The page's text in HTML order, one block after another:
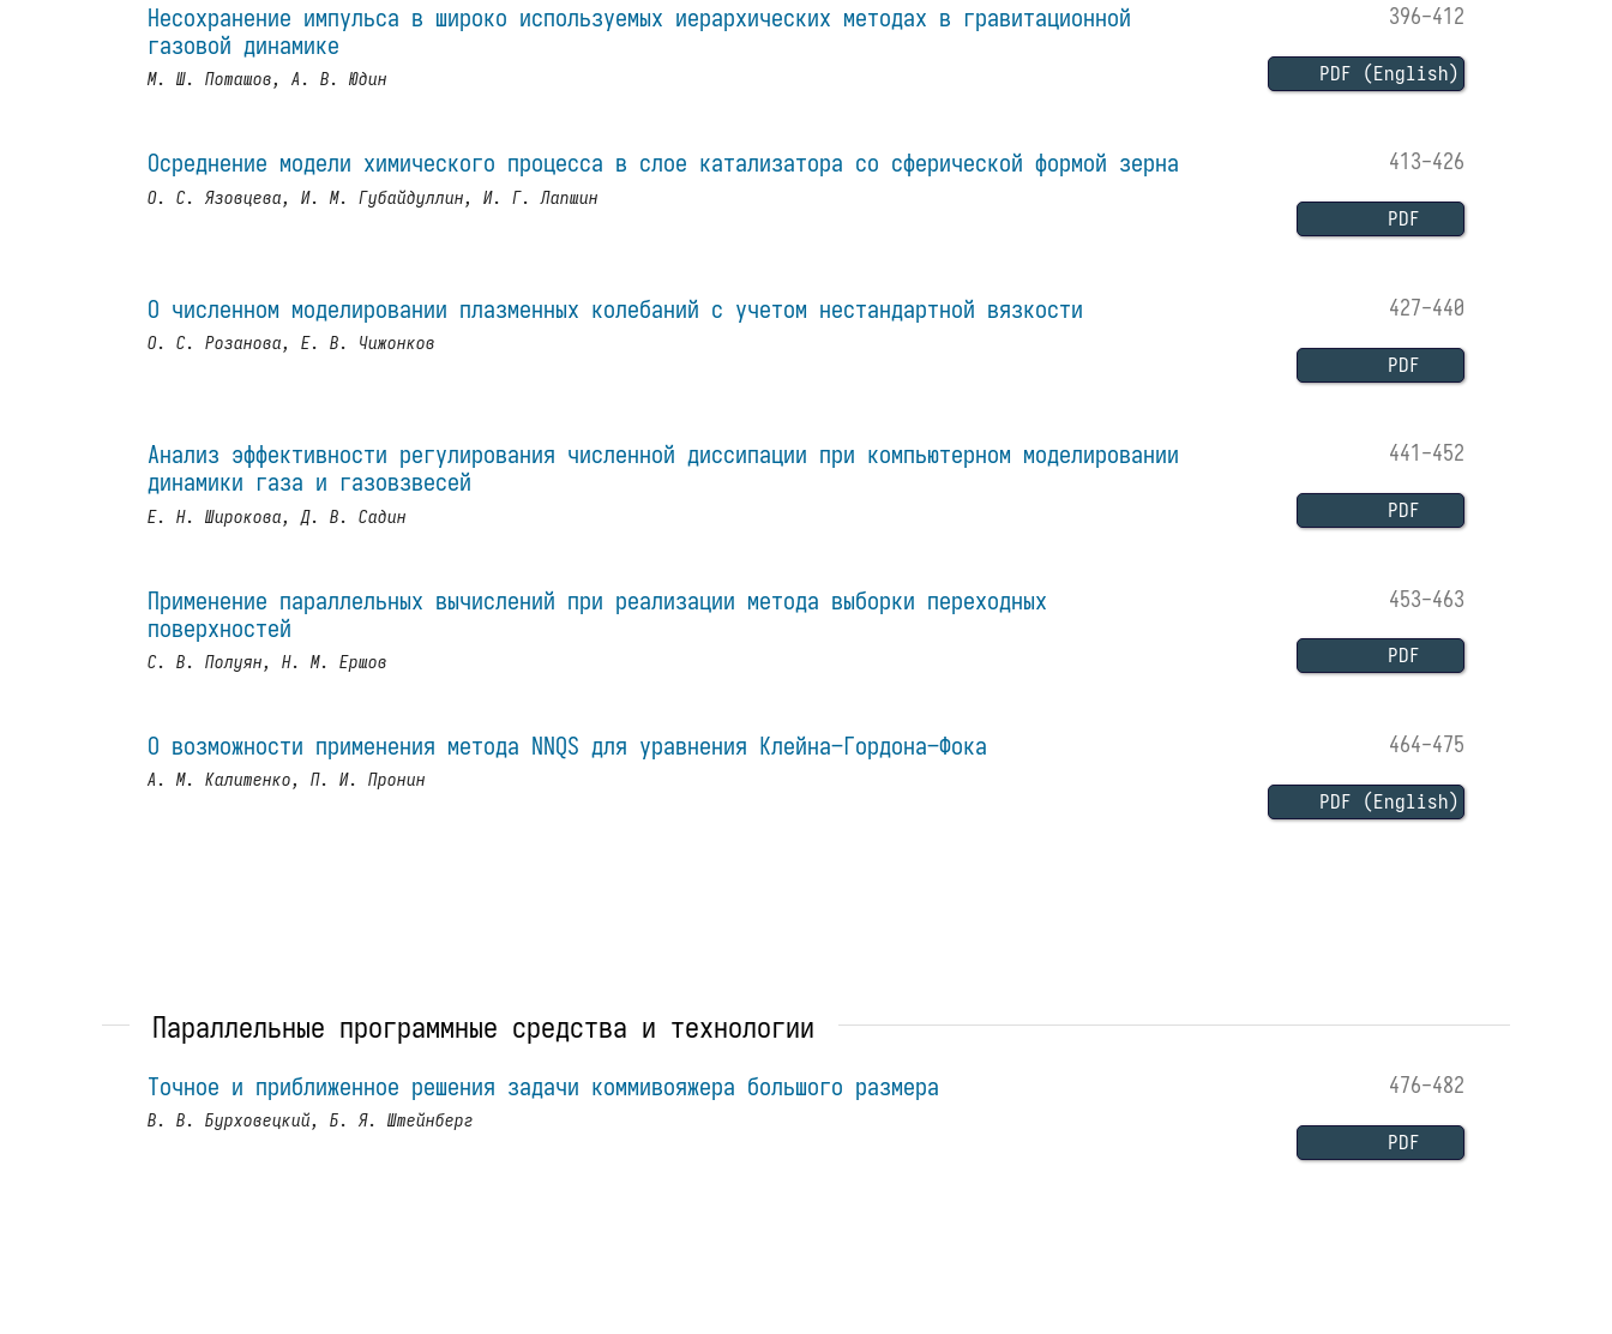
396-412
PDF (English)
Несохранение импульса в широко используемых иерархических методах в гравитационной
газовой динамике
М. Ш. Поташов, А. В. Юдин
413-426
PDF
Осреднение модели химического процесса в слое катализатора со сферической формой зерна
О. С. Язовцева, И. М. Губайдуллин, И. Г. Лапшин
427-440
PDF
О численном моделировании плазменных колебаний с учетом нестандартной вязкости
О. С. Розанова, Е. В. Чижонков
441-452
PDF
Анализ эффективности регулирования численной диссипации при компьютерном моделировании
динамики газа и газовзвесей
Е. Н. Широкова, Д. В. Садин
453-463
PDF
Применение параллельных вычислений при реализации метода выборки переходных
поверхностей
С. В. Полуян, Н. М. Ершов
464-475
PDF (English)
О возможности применения метода NNQS для уравнения Клейна–Гордона–Фока
А. М. Калитенко, П. И. Пронин
Параллельные программные средства и технологии
476-482
PDF
Точное и приближенное решения задачи коммивояжера большого размера
В. В. Бурховецкий, Б. Я. Штейнберг